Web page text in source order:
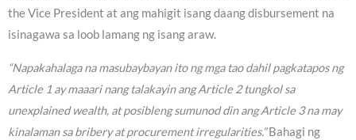
the Vice President at ang mahigit isang daang disbursement na
isinagawa sa loob lamang ng isang araw.
“Napakahalaga na masubaybayan ito ng mga tao dahil pagkatapos ng
Article 1 ay maaari nang talakayin ang Article 2 tungkol sa
unexplained wealth, at posibleng sumunod din ang Article 3 na may
kinalaman sa bribery at procurement irregularities.”Bahagi ng